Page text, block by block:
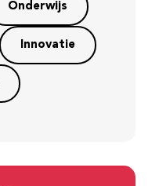
Onderwijs
Innovatie